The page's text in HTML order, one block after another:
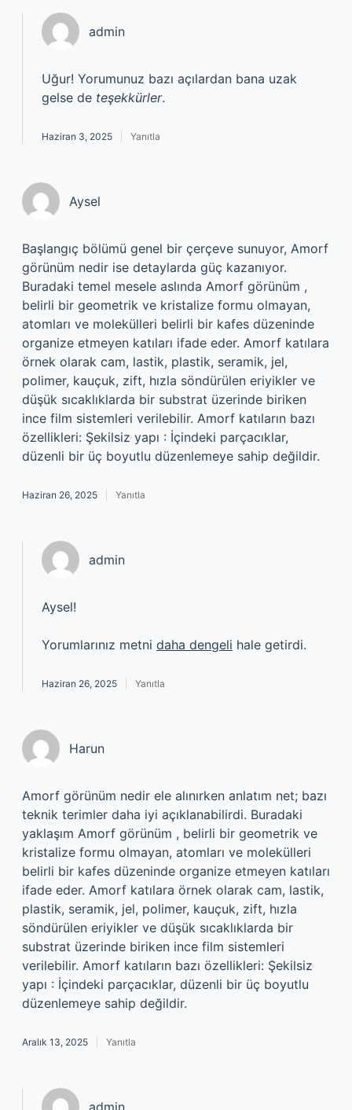
admin
Uğur! Yorumunuz bazı açılardan bana uzak
gelse de teşekkürler.
Haziran 3, 2025 Yanıtla
Aysel
Başlangıç bölümü genel bir çerçeve sunuyor, Amorf
görünüm nedir ise detaylarda güç kazanıyor.
Buradaki temel mesele aslında Amorf görünüm ,
belirli bir geometrik ve kristalize formu olmayan,
atomları ve molekülleri belirli bir kafes düzeninde
organize etmeyen katıları ifade eder. Amorf katılara
örnek olarak cam, lastik, plastik, seramik, jel,
polimer, kauçuk, zift, hızla söndürülen eriyikler ve
düşük sıcaklıklarda bir substrat üzerinde biriken
ince film sistemleri verilebilir. Amorf katıların bazı
özellikleri: Şekilsiz yapı : İçindeki parçacıklar,
düzenli bir üç boyutlu düzenlemeye sahip değildir.
Haziran 26, 2025 Yanıtla
admin
Aysel!
Yorumlarınız metni daha dengeli hale getirdi.
Haziran 26, 2025 Yanıtla
Harun
Amorf görünüm nedir ele alınırken anlatım net; bazı
teknik terimler daha iyi açıklanabilirdi. Buradaki
yaklaşım Amorf görünüm , belirli bir geometrik ve
kristalize formu olmayan, atomları ve molekülleri
belirli bir kafes düzeninde organize etmeyen katıları
ifade eder. Amorf katılara örnek olarak cam, lastik,
plastik, seramik, jel, polimer, kauçuk, zift, hızla
söndürülen eriyikler ve düşük sıcaklıklarda bir
substrat üzerinde biriken ince film sistemleri
verilebilir. Amorf katıların bazı özellikleri: Şekilsiz
yapı : İçindeki parçacıklar, düzenli bir üç boyutlu
düzenlemeye sahip değildir.
Aralık 13, 2025 Yanıtla
admin